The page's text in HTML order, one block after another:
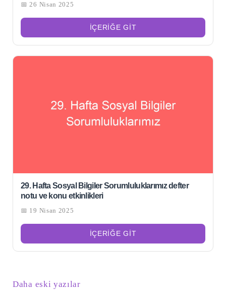
📅 26 Nisan 2025
İÇERIĞE GIT
29. Hafta Sosyal Bilgiler Sorumluluklarımız defter
notu ve konu etkinlikleri
📅 19 Nisan 2025
İÇERIĞE GIT
Daha eski yazılar